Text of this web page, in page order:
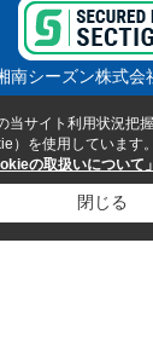
南シーズン株式会
当サイト利用状況把
）を使用しています。
の取扱いについて」
閉じる